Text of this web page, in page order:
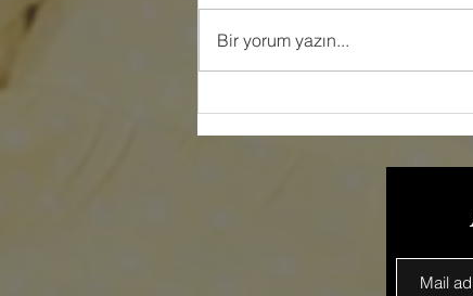
Bir yorum yazın...